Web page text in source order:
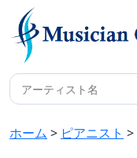
ホーム > ピアニスト >